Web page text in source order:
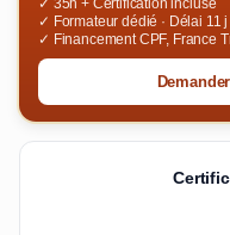
✓ Formateur dédié · Délai 11 j
✓ Financement CPF, France